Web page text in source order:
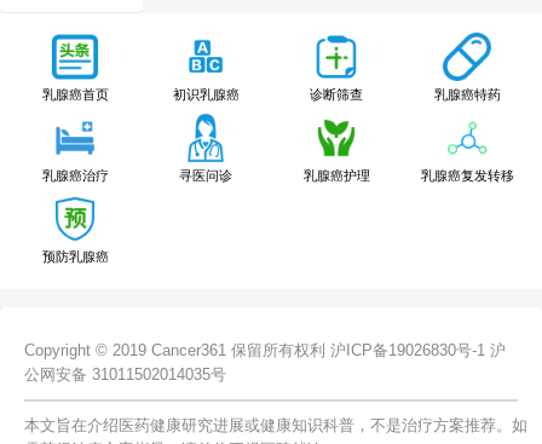
乳腺癌首页 初识乳腺癌 诊断筛查 乳腺癌特药
乳腺癌治疗 寻医问诊 乳腺癌护理 乳腺癌复发转移
预防乳腺癌
Copyright © 2019 Cancer361 保留所有权利 沪ICP备19026830号-1 沪
公网安备 31011502014035号
本文旨在介绍医药健康研究进展或健康知识科普，不是治疗方案推荐。如